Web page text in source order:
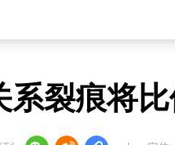
裂痕将